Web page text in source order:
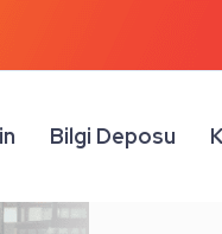
Bilgi Deposu